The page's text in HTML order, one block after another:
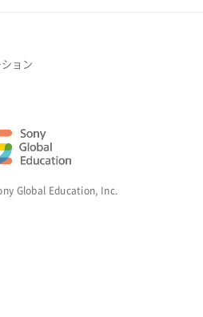
ョン
Global Education, Inc.